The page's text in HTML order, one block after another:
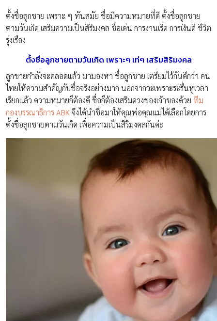
ตั้งชื่อลูกชาย เพราะ ๆ ทันสมัย ชื่อมีความหมายที่ดี ตั้งชื่อลูกชาย
ตามวันเกิด เสริมความเป็นสิริมงคล ชื่อเด่น การงานเริ่ด การเงินดี ชีวิต
รุ่งเรือง
ตั้งชื่อลูกชายตามวันเกิด เพราะๆ เท่ๆ เสริมสิริมงคล
ลูกชายกำลังจะคลอดแล้ว มามองหา ชื่อลูกชาย เตรียมไว้กันดีกว่า คน
ไทยให้ความสำคัญกับชื่อจริงอย่างมาก นอกจากจะเพราะระรื่นหูเวลา
เรียกแล้ว ความหมายก็ต้องดี ชื่อก็ต้องเสริมดวงของเจ้าของด้วย ทีม
กองบรรณาธิการ ABK จึงได้นำชื่อมาให้คุณพ่อคุณแม่ได้เลือกโดยการ
ตั้งชื่อลูกชายตามวันเกิด เพื่อความเป็นสิริมงคลกันค่ะ